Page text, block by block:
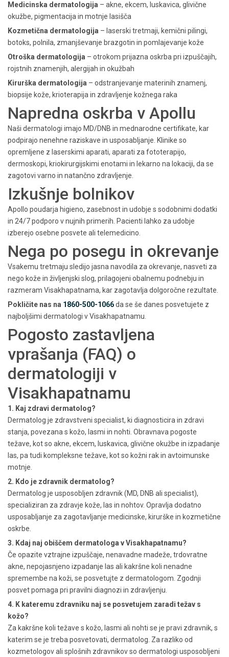
Medicinska dermatologija – akne, ekcem, luskavica, glivične
okužbe, pigmentacija in motnje lasišča
Kozmetična dermatologija – laserski tretmaji, kemični pilingi,
botoks, polnila, zmanjševanje brazgotin in pomlajevanje kože
Otroška dermatologija – otrokom prijazna oskrba pri izpuščajih,
rojstnih znamenjih, alergijah in okužbah
Kirurška dermatologija – odstranjevanje materinih znamenj,
biopsije kože, krioterapija in zdravljenje kožnega raka
Napredna oskrba v Apollu
Naši dermatologi imajo MD/DNB in ​​mednarodne certifikate, kar
podpirajo nenehne raziskave in usposabljanje. Klinike so
opremljene z laserskimi aparati, aparati za fototerapijo,
dermoskopi, kriokirurgijskimi enotami in lekarno na lokaciji, da se
zagotovi varno in natančno zdravljenje.
Izkušnje bolnikov
Apollo poudarja higieno, zasebnost in udobje s sodobnimi dodatki
in 24/7 podporo v nujnih primerih. Pacienti lahko za udobje
izberejo osebne posvete ali telemedicino.
Nega po posegu in okrevanje
Vsakemu tretmaju sledijo jasna navodila za okrevanje, nasveti za
nego kože in življenjski slog, prilagojeni obalnemu podnebju in
razmeram Visakhapatnama, kar zagotavlja dolgoročne rezultate.
Pokličite nas na 1860-500-1066da se še danes posvetujete z
najboljšimi dermatologi v Visakhapatnamu.
Pogosto zastavljena
vprašanja (FAQ) o
dermatologiji v
Visakhapatnamu
1. Kaj zdravi dermatolog?
Dermatolog je zdravstveni specialist, ki diagnosticira in zdravi
stanja, povezana s kožo, lasmi in nohti. Obravnava pogoste
težave, kot so akne, ekcem, luskavica, glivične okužbe in izpadanje
las, pa tudi kompleksne težave, kot so kožni rak in avtoimunske
motnje.
2. Kdo je zdravnik dermatolog?
Dermatolog je usposobljen zdravnik (MD, DNB ali specialist),
specializiran za zdravje kože, las in nohtov. Opravlja dodatno
usposabljanje za zagotavljanje medicinske, kirurške in kozmetične
oskrbe.
3. Kdaj naj obiščem dermatologa v Visakhapatnamu?
Če opazite vztrajne izpuščaje, nenavadne madeže, trdovratne
akne, nepojasnjeno izpadanje las ali kakršne koli nenadne
spremembe na koži, se posvetujte z dermatologom. Zgodnji
posvet pomaga pri pravilni diagnozi in zdravljenju.
4. K kateremu zdravniku naj se posvetujem zaradi težav s
kožo?
Za kakršne koli težave s kožo, lasmi ali nohti se je pravi zdravnik, s
katerim se je treba posvetovati, dermatolog. Za razliko od
kozmetologov ali splošnih zdravnikov so dermatologi usposobljeni